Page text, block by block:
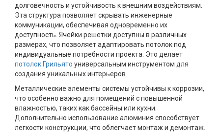
долговечность и устойчивость к внешним воздействиям.
Эта структура позволяет скрывать инженерные
коммуникации, обеспечивая одновременно их
доступность. Ячейки решетки доступны в различных
размерах, что позволяет адаптировать потолок под
индивидуальные потребности проекта. Это делает
потолок Грильято универсальным инструментом для
создания уникальных интерьеров.
Металлические элементы системы устойчивы к коррозии,
что особенно важно для помещений с повышенной
влажностью, таких как бассейны или кухни.
Дополнительно использование алюминия способствует
легкости конструкции, что облегчает монтаж и демонтаж.